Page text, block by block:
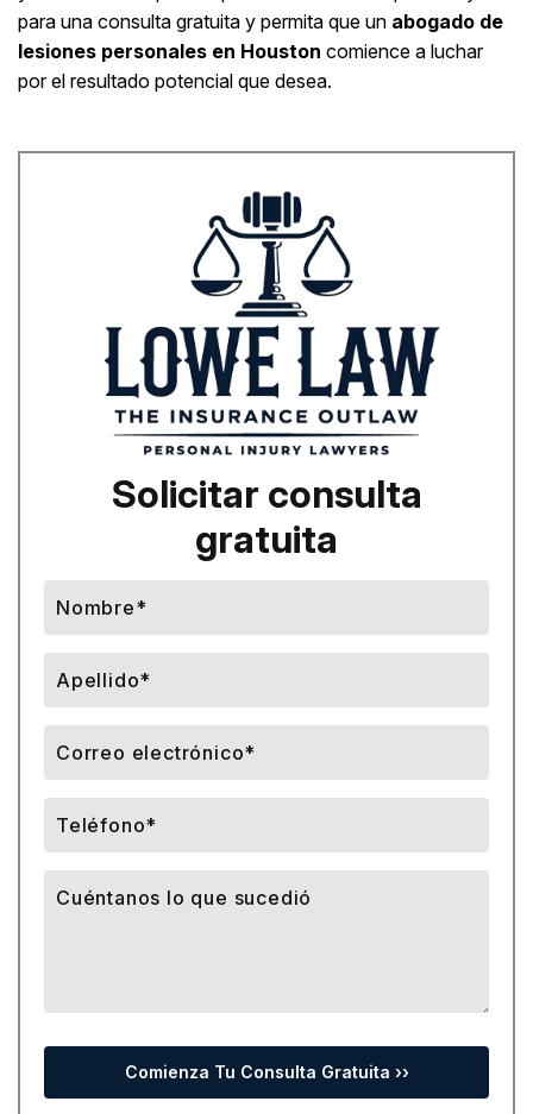
para una consulta gratuita y permita que un abogado de
lesiones personales en Houston comience a luchar
por el resultado potencial que desea.
Solicitar consulta
gratuita